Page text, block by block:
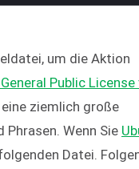
um die Aktion
General Public
ziemlich große
Wenn Sie
Datei.